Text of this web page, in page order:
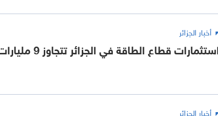
أخبار الجزائر
قطاع الطاقة في الجزائر تتجاوز 9 مليارات دولار
أخبار الجزائر